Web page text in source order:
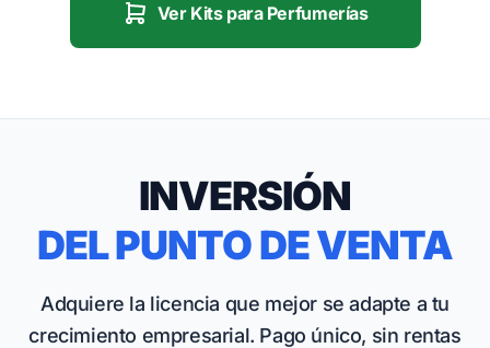
Ver Kits para Perfumerías
INVERSIÓN
DEL PUNTO DE VENTA
Adquiere la licencia que mejor se adapte a tu
crecimiento empresarial. Pago único, sin rentas